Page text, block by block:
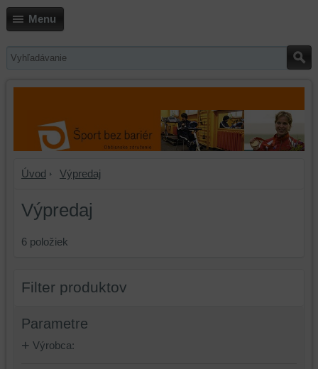
Menu
Úvod Výpredaj
Výpredaj
6 položiek
Filter produktov
Parametre
Výrobca: